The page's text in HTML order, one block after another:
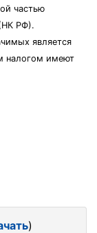
частью
РФ).
является
налогом имеют
)